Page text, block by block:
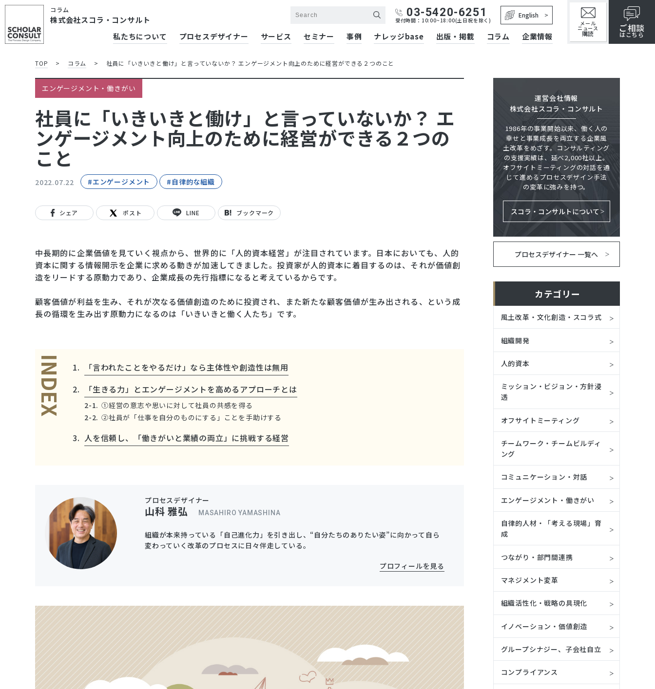
コラム
株式会社スコラ・コンサルト
03-5420-6251
受付時間：10:00~18:00(土日祝を除く)
English
私たちについて プロセスデザイナー サービス セミナー 事例 ナレッジbase 出版・掲載 コラム 企業情報
メール
ニュース
購読 ご相談
はこちら
TOP > コラム > 社員に「いきいきと働け」と言っていないか？ エンゲージメント向上のために経営ができる２つのこと
エンゲージメント・働きがい
社員に「いきいきと働け」と言っていないか？ エ
ンゲージメント向上のために経営ができる２つの
こと
2022.07.22 #エンゲージメント #自律的な組織
シェア ポスト LINE ブックマーク
中長期的に企業価値を見ていく視点から、世界的に「人的資本経営」が注目されています。日本においても、人的
資本に関する情報開示を企業に求める動きが加速してきました。投資家が人的資本に着目するのは、それが価値創
造をリードする原動力であり、企業成長の先行指標になると考えているからです。
顧客価値が利益を生み、それが次なる価値創造のために投資され、また新たな顧客価値が生み出される、という成
長の循環を生み出す原動力になるのは「いきいきと働く人たち」です。
INDEX
「言われたことをやるだけ」なら主体性や創造性は無用
「生きる力」とエンゲージメントを高めるアプローチとは
①経営の意志や思いに対して社員の共感を得る
②社員が「仕事を自分のものにする」ことを手助けする
人を信頼し、「働きがいと業績の両立」に挑戦する経営
プロセスデザイナー
山科 雅弘 MASAHIRO YAMASHINA
組織が本来持っている「自己進化力」を引き出し、“自分たちのありたい姿”に向かって自ら
変わっていく改革のプロセスに日々伴走している。
プロフィールを見る
運営会社情報
株式会社スコラ・コンサルト
1986年の事業開始以来、働く人の
幸せと事業成長を両立する企業風
土改革をめざす。コンサルティング
の支援実績は、延べ2,000社以上。
オフサイトミーティングの対話を通
じて進めるプロセスデザイン手法
の変革に強みを持つ。
スコラ・コンサルトについて
プロセスデザイナー 一覧へ
カテゴリー
風土改革・文化創造・スコラ式
組織開発
人的資本
ミッション・ビジョン・方針浸
透
オフサイトミーティング
チームワーク・チームビルディ
ング
コミュニケーション・対話
エンゲージメント・働きがい
自律的人材・「考える現場」育
成
つながり・部門間連携
マネジメント変革
組織活性化・戦略の具現化
イノベーション・価値創造
グループシナジー、子会社自立
コンプライアンス